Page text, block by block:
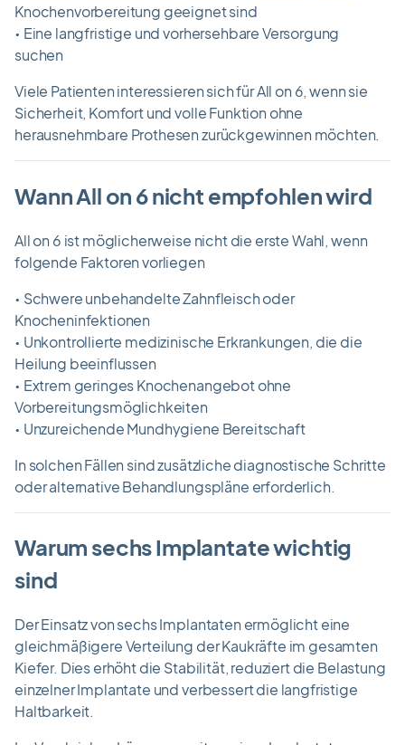
Knochenvorbereitung geeignet sind
• Eine langfristige und vorhersehbare Versorgung
suchen
Viele Patienten interessieren sich für All on 6, wenn sie
Sicherheit, Komfort und volle Funktion ohne
herausnehmbare Prothesen zurückgewinnen möchten.
Wann All on 6 nicht empfohlen wird
All on 6 ist möglicherweise nicht die erste Wahl, wenn
folgende Faktoren vorliegen
• Schwere unbehandelte Zahnfleisch oder
Knocheninfektionen
• Unkontrollierte medizinische Erkrankungen, die die
Heilung beeinflussen
• Extrem geringes Knochenangebot ohne
Vorbereitungsmöglichkeiten
• Unzureichende Mundhygiene Bereitschaft
In solchen Fällen sind zusätzliche diagnostische Schritte
oder alternative Behandlungspläne erforderlich.
Warum sechs Implantate wichtig
sind
Der Einsatz von sechs Implantaten ermöglicht eine
gleichmäßigere Verteilung der Kaukräfte im gesamten
Kiefer. Dies erhöht die Stabilität, reduziert die Belastung
einzelner Implantate und verbessert die langfristige
Haltbarkeit.